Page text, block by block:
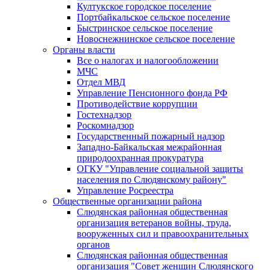
Култукское городское поселение
Портбайкальское сельское поселение
Быстринское сельское поселение
Новоснежнинское сельское поселение
Органы власти
Все о налогах и налогообложении
МЧС
Отдел МВД
Управление Пенсионного фонда РФ
Противодействие коррупции
Гостехнадзор
Роскомнадзор
Государственный пожарный надзор
Западно-Байкальская межрайонная
природоохранная прокуратура
ОГКУ "Управление социальной защиты
населения по Слюдянскому району"
Управление Росреестра
Общественные организации района
Слюдянская районная общественная
организация ветеранов войны, труда,
вооруженных сил и правоохранительных
органов
Слюдянская районная общественная
организация "Совет женщин Слюдянского